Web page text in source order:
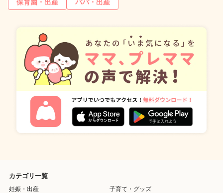
保育園・出産
パパ・出産
カテゴリ一覧
妊娠・出産
子育て・グッズ